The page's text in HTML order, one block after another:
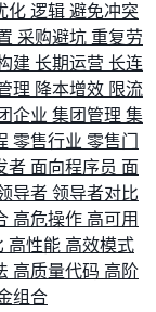
化 逻辑 避免冲突
采购避坑 重复劳
建 长期运营 长连
理 降本增效 限流
企业 集团管理 集
零售行业 零售门
者 面向程序员 面
导者 领导者对比
高危操作 高可用
高性能 高效模式
高质量代码 高阶
组合